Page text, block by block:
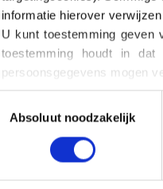
informatie hierover
U kunt toestemming geven
toestemming houdt in
persoonsgegevens mogen
U kunt uw toestemming te
het blokkeren en
Absoluut noodzakelijk